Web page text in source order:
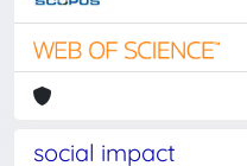
social impact